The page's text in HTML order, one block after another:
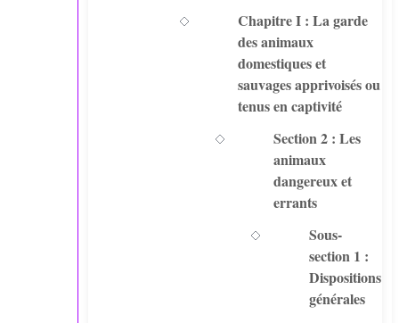
Chapitre I : La garde
des animaux
domestiques et
sauvages apprivoisés ou
tenus en captivité
Section 2 : Les
animaux
dangereux et
errants
Sous-
section 1 :
Dispositions
générales